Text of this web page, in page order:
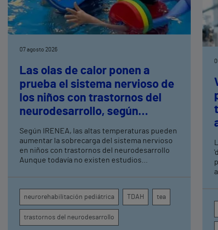
07 agosto 2026
Las olas de calor ponen a
prueba el sistema nervioso de
los niños con trastornos del
neurodesarrollo, según
neurorrehabilitación
pediátrica de Vithas
Según IRENEA, las altas temperaturas pueden
aumentar la sobrecarga del sistema nervioso
en niños con trastornos del neurodesarrollo
Aunque todavía no existen estudios
atención, la regulación emocional y la
conducta
neurorehabilitación pediátrica TDAH tea
trastornos del neurodesarrollo